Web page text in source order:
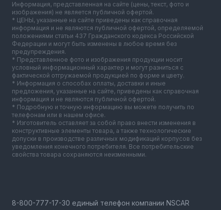
Информация, представленная на сайте (цены, текст, фото и
изображения) не является публичной офертой.
* ЦЕНЫ, указанные на сайте приведены как справочная
информация и не являются публичной офертой, определяемой
положениями статьи 437 Гражданского кодекса Российской
Федерации и могут быть изменены в любое время без
предупреждения.
* Представленное фото и изображения продукции носит
условный информационный характер и могут разниться с
фактической отгружаемой продукцией по форме и цвету.
* Информация о способах оплаты, доставки и иные
предложения, указанные на сайте, приведены как справочная
информация и не являются публичной офертой.
* Подробную и точную информацию вы можете получить по
телефонам или в нашем офисе.
* Изготовитель оставляет за собой право внести изменения в
конструктивные элементы товара, а также технологические
допуски в производстве различных модификаций корпусов без
уведомления конечного потребителя. Все потребительские
свойства товара сохраняются неизменными.